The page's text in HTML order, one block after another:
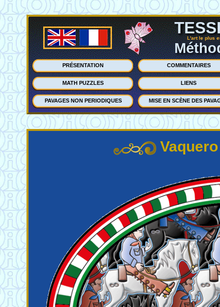
L'art le plus
PRÉSENTATION COMMENTAIRES
MATH PUZZLES LIENS
PAVAGES NON PERIODIQUES MISE EN SCÈNE DES